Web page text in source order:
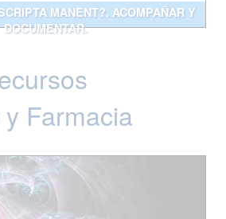
MANENT?. ACOMPAÑAR Y
DOCUMENTAR.
Farmacia